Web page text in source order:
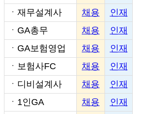
ㆍ 재무설계사 채용
인재
ㆍ GA총무 채용
인재
ㆍ GA보험영업 채용
인재
ㆍ 보험사FC 채용
인재
ㆍ 디비설계사 채용
인재
ㆍ 1인GA 채용
인재